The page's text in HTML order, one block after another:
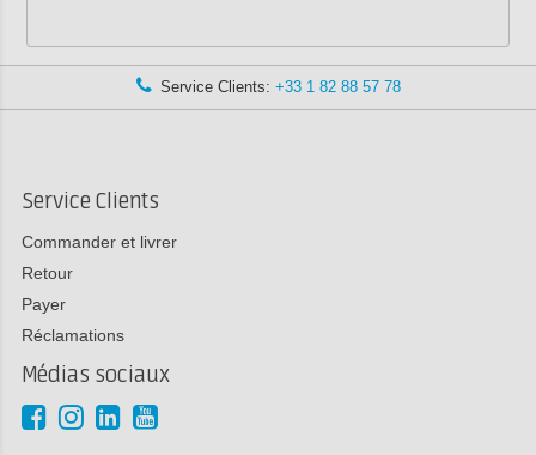
Service Clients: +33 1 82 88 57 78
Service Clients
Commander et livrer
Retour
Payer
Réclamations
Médias sociaux